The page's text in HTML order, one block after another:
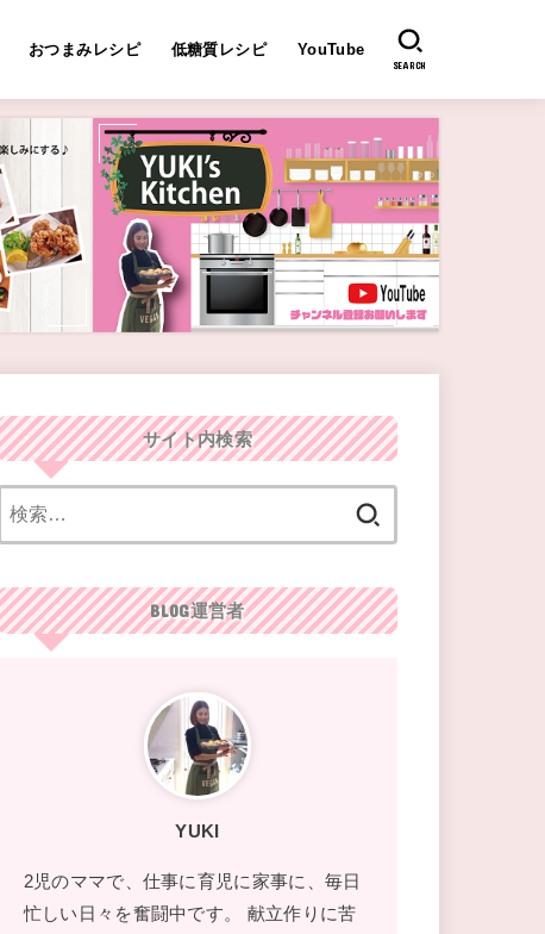
おつまみレシピ 低糖質レシピ YouTube
SEARCH
サイト内検索
BLOG運営者
YUKI
2児のママで、仕事に育児に家事に、毎日
忙しい日々を奮闘中です。 献立作りに苦